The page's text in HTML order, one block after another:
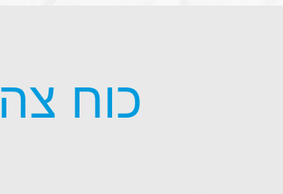
כוח